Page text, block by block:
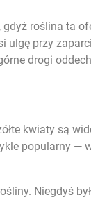
roślina ta
ulgę przy
drogi
kwiaty są
popularny —
Niegdyś